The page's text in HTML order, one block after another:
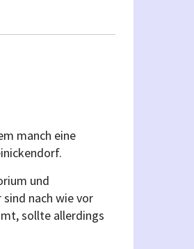
manch eine
und
nach wie vor
sollte allerdings